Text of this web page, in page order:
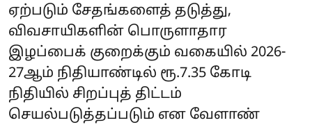
ஏற்படும் சேதங்களைத் தடுத்து,
விவசாயிகளின் பொருளாதார
இழப்பைக் குறைக்கும் வகையில் 2026-
27ஆம் நிதியாண்டில் ரூ.7.35 கோடி
நிதியில் சிறப்புத் திட்டம்
செயல்படுத்தப்படும் என வேளாண்